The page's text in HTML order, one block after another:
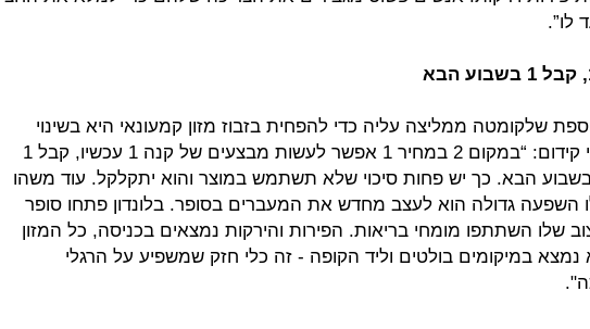
לו”.
שלקומטה ממליצה עליה כדי להפחית בזבוז מזון קמעונאי היא בשינוי
מבצעי קידום: “במקום 2 במחיר 1 אפשר לעשות מבצעים של קנה 1 עכשיו, קבל 1
הבא. כך יש פחות סיכוי שלא תשתמש במוצר והוא יתקלקל. עוד משהו
השפעה גדולה הוא לעצב מחדש את המעברים בסופר. בלונדון פתחו סופר
שלו השתתפו מומחי בריאות. הפירות והירקות נמצאים בכניסה, כל המזון
נמצא במיקומים בולטים וליד הקופה - זה כלי חזק שמשפיע על הרגלי